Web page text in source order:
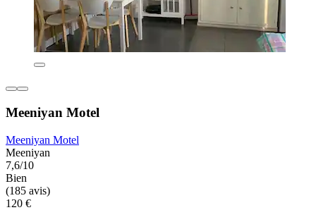
Meeniyan Motel
Meeniyan Motel
Meeniyan
7,6/10
Bien
(185 avis)
120 €